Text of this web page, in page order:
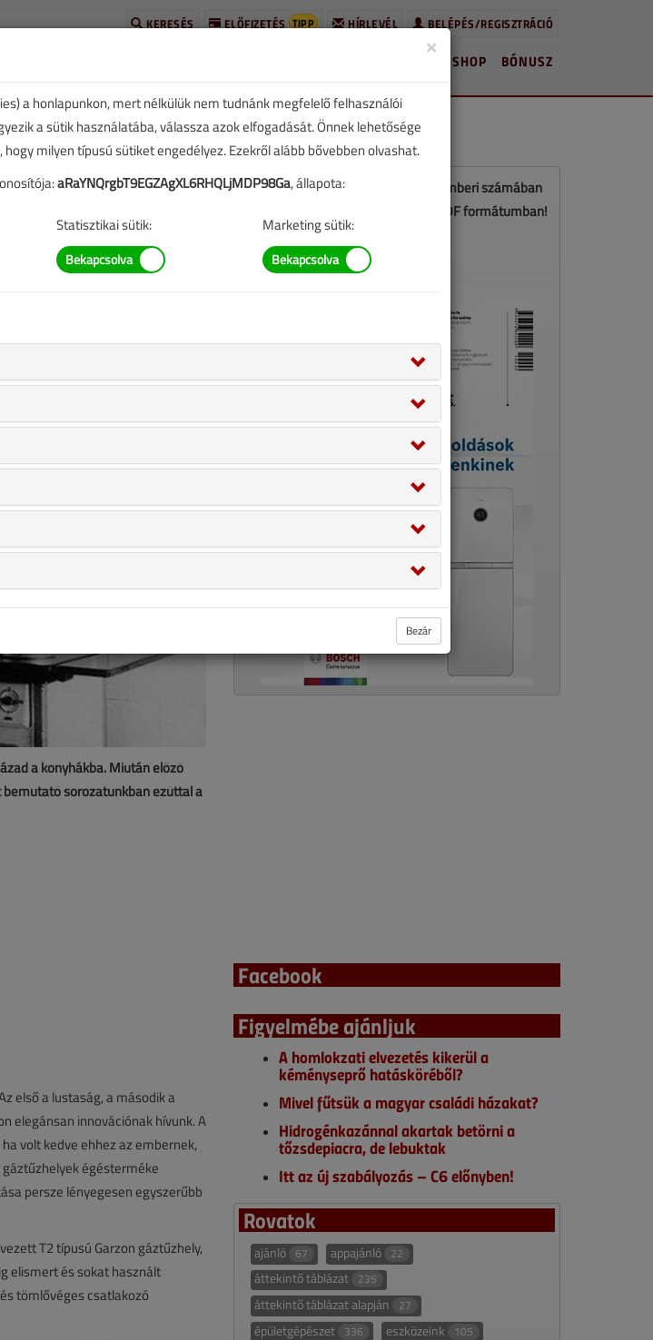
BELÉPÉS/REGISZTRÁCIÓ
HÍRLEVÉL
ELŐFIZETÉS TIPP
KERESÉS
BÓNUSZ
SHOP
TARTALOM
veszíthették, valamint a
a konyhákba. Miután előző
sorozatunkban ezúttal a
első a lustaság, a második a
elegánsan innovációnak hívunk. A
volt kedve ehhez az embernek,
égésterméke
persze lényegesen egyszerűbb
T2 típusú Garzon gáztűzhely,
elismert és sokat használt
tömlővéges csatlakozó
Ez a cikk a VGF&HKL 2019. szeptemberi számában
jelent meg. Töltse le a lapszámot PDF formátumban!
Facebook
Figyelmébe ajánljuk
A homlokzati elvezetés kikerül a
kéményseprő hatásköréből?
Mivel fűtsük a magyar családi házakat?
Hidrogénkazánnal akartak betörni a
tőzsdepiacra, de lebuktak
Itt az új szabályozás – C6 előnyben!
Rovatok
ajánló 67 appajánló 22
áttekintő táblázat 235
áttekintő táblázat alapján 27
épületgépészet 336 eszközeink 105
×
a honlapunkon, mert nélkülük nem tudnánk megfelelő felhasználói
a sütik használatába, válassza azok elfogadását. Önnek lehetősége
milyen típusú sütiket engedélyez. Ezekről alább bővebben olvashat.
aRaYNQrgbT9EGZAgXL6RHQLjMDP98Ga, állapota:
Statisztikai sütik: Marketing sütik:
Bezár